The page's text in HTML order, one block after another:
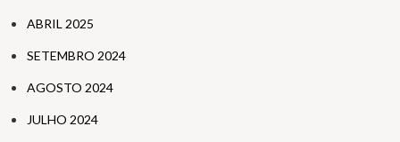
ABRIL 2025
SETEMBRO 2024
AGOSTO 2024
JULHO 2024